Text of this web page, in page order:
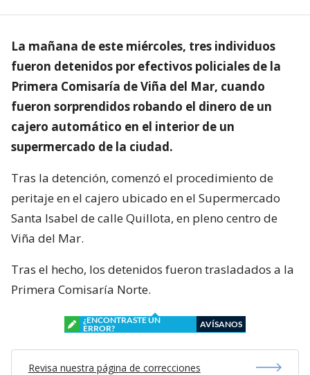
La mañana de este miércoles, tres individuos
fueron detenidos por efectivos policiales de la
Primera Comisaría de Viña del Mar, cuando
fueron sorprendidos robando el dinero de un
cajero automático en el interior de un
supermercado de la ciudad.
Tras la detención, comenzó el procedimiento de
peritaje en el cajero ubicado en el Supermercado
Santa Isabel de calle Quillota, en pleno centro de
Viña del Mar.
Tras el hecho, los detenidos fueron trasladados a la
Primera Comisaría Norte.
¿ENCONTRASTE UN
ERROR?
AVÍSANOS
Revisa nuestra página de correcciones